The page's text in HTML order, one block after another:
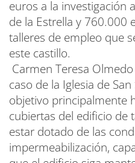
euros a la investigación
de la Estrella y 760.000
talleres de empleo que
este castillo.
Carmen Teresa
caso de la Iglesia de
objetivo principalmente
cubiertas del edificio de
estar dotado de las
impermeabilización,